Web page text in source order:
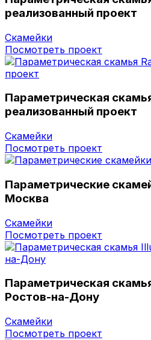
реализованный проект
Скамейки
Посмотреть проект
Параметрическая
реализованный проект
Скамейки
Посмотреть проект
Параметрические
Москва
Скамейки
Посмотреть проект
Параметрическая
Ростов-на-Дону
Скамейки
Посмотреть проект